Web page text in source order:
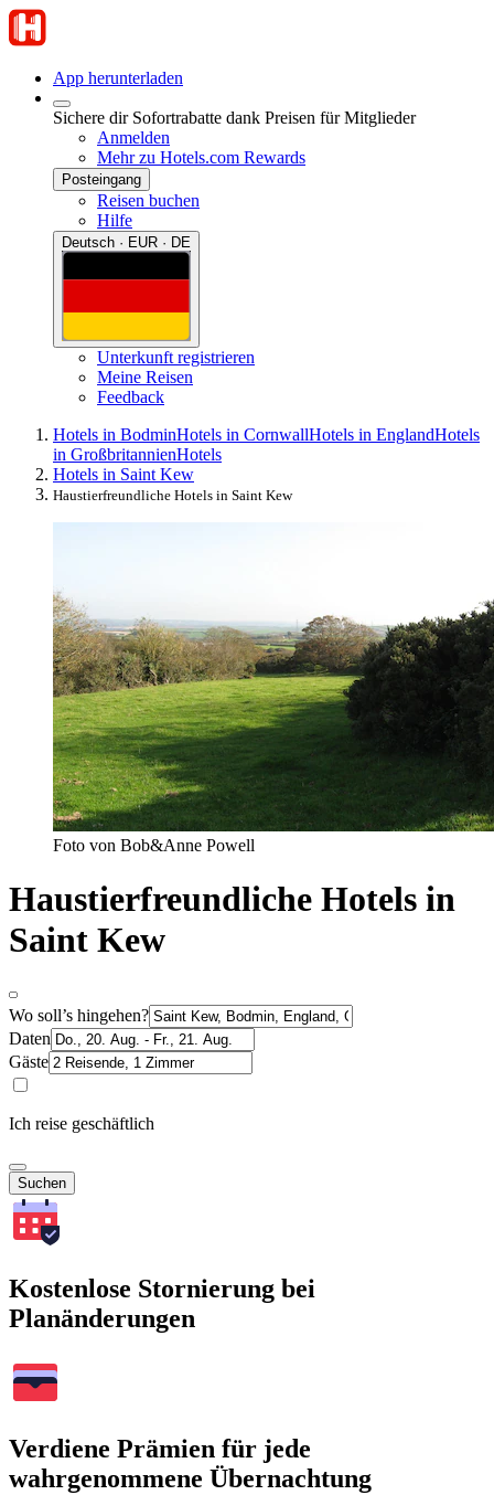
App herunterladen
Sichere dir Sofortrabatte dank Preisen für Mitglieder
Anmelden
Mehr zu Hotels.com Rewards
Posteingang
Reisen buchen
Hilfe
Deutsch · EUR · DE
Unterkunft registrieren
Meine Reisen
Feedback
Hotels in BodminHotels in CornwallHotels in EnglandHotels
in GroßbritannienHotels
Hotels in Saint Kew
Haustierfreundliche Hotels in Saint Kew
Foto von Bob&Anne Powell
Haustierfreundliche Hotels in
Saint Kew
Wo soll’s hingehen?
Daten
Gäste
Ich reise geschäftlich
Suchen
Kostenlose Stornierung bei
Planänderungen
Verdiene Prämien für jede
wahrgenommene Übernachtung